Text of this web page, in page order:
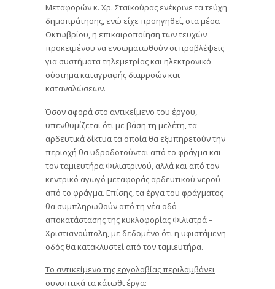
Μεταφορών κ. Χρ. Σταϊκούρας ενέκρινε τα τεύχη
δημοπράτησης, ενώ είχε προηγηθεί, στα μέσα
Οκτωβρίου, η επικαιροποίηση των τευχών
προκειμένου να ενσωματωθούν οι προβλέψεις
για συστήματα τηλεμετρίας και ηλεκτρονικό
σύστημα καταγραφής διαρροών και
καταναλώσεων.
Όσον αφορά στο αντικείμενο του έργου,
υπενθυμίζεται ότι με βάση τη μελέτη, τα
αρδευτικά δίκτυα τα οποία θα εξυπηρετούν την
περιοχή θα υδροδοτούνται από το φράγμα και
τον ταμιευτήρα Φιλιατρινού, αλλά και από τον
κεντρικό αγωγό μεταφοράς αρδευτικού νερού
από το φράγμα. Επίσης, τα έργα του φράγματος
θα συμπληρωθούν από τη νέα οδό
αποκατάστασης της κυκλοφορίας Φιλιατρά –
Χριστιανούπολη, με δεδομένο ότι η υφιστάμενη
οδός θα κατακλυστεί από τον ταμιευτήρα.
Το αντικείμενο της εργολαβίας περιλαμβάνει
συνοπτικά τα κάτωθι έργα: